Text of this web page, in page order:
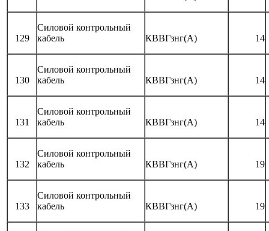
129
Силовой контрольный
кабель
КВВГзнг(А) 14
130
Силовой контрольный
кабель
КВВГзнг(А) 14
131
Силовой контрольный
кабель
КВВГзнг(А) 14
132
Силовой контрольный
кабель
КВВГзнг(А) 19
133
Силовой контрольный
кабель
КВВГзнг(А) 19